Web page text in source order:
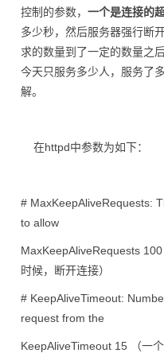
控制的参数， 一个是连接的
多少秒，然后服务器强行断开
求的数量到了一定的数量之
今天只服务多少人，服务了
解。
在httpd中参数为如下：
# MaxKeepAliveRequests:
to allow
MaxKeepAliveRequests
时候，断开连接）
# KeepAliveTimeout:
request from the
KeepAliveTimeout 15 （一